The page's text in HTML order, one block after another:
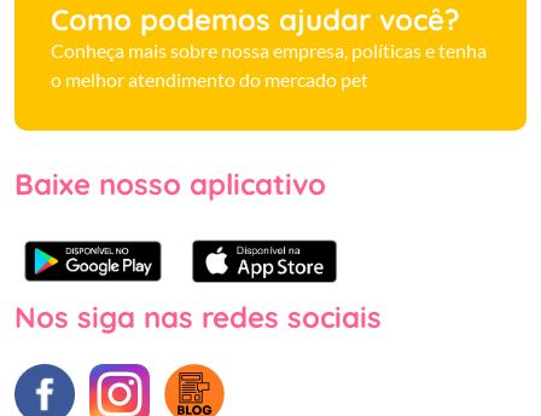
Como podemos ajudar você?
Conheça mais sobre nossa empresa, políticas e tenha
o melhor atendimento do mercado pet
Baixe nosso aplicativo
Nos siga nas redes sociais